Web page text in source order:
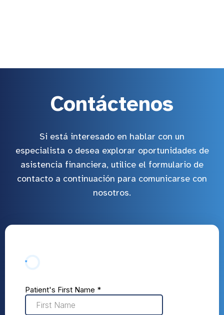
Contáctenos
Si está interesado en hablar con un
especialista o desea explorar oportunidades de
asistencia financiera, utilice el formulario de
contacto a continuación para comunicarse con
nosotros.